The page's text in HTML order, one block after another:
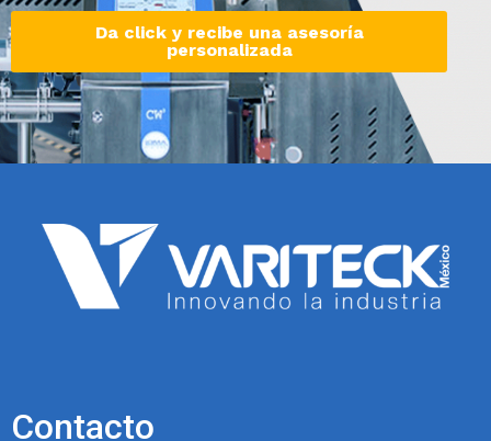
Da click y recibe una asesoría
personalizada
Contacto